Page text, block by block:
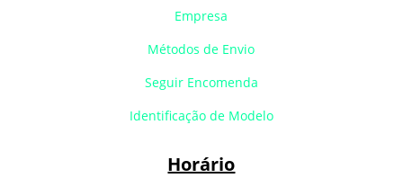
Empresa
Métodos de Envio
Seguir Encomenda
Identificação de Modelo
Horário